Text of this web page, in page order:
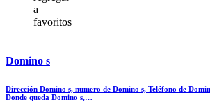
a
favoritos
Domino s
Dirección Domino s, numero de Domino s, Teléfono de
Donde queda Domino s,…